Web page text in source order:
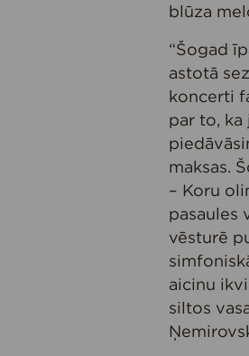
blūza
“Šogad
astotā
koncerti
par to,
maksas.
– Koru
pasaules
vēsturē
aicinu
siltos